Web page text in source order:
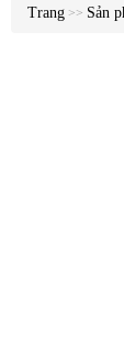
Trang >> Sản